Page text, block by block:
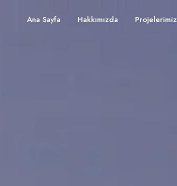
Ana Sayfa Hakkımızda Projelerimiz